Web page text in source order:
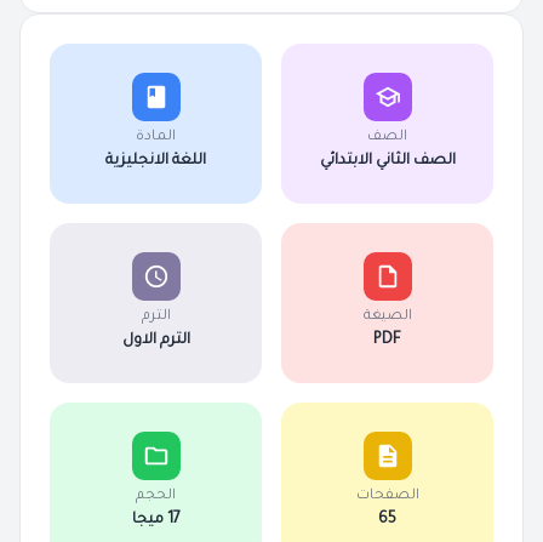
الصف
الصف الثاني الابتدائي
المادة
اللغة الانجليزية
الصيغة
PDF
الترم
الترم الاول
الصفحات
65
الحجم
17 ميجا